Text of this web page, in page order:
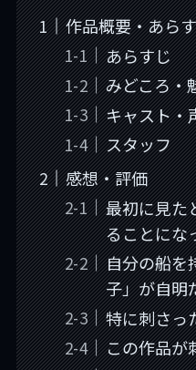
作品概要・あら
あらすじ
みどころ・
キャスト・
スタッフ
感想・評価
最初に見
ることにな
自分の船
子」が自明
特に刺さっ
この作品が